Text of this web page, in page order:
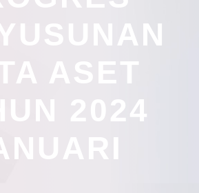
ASET
2024